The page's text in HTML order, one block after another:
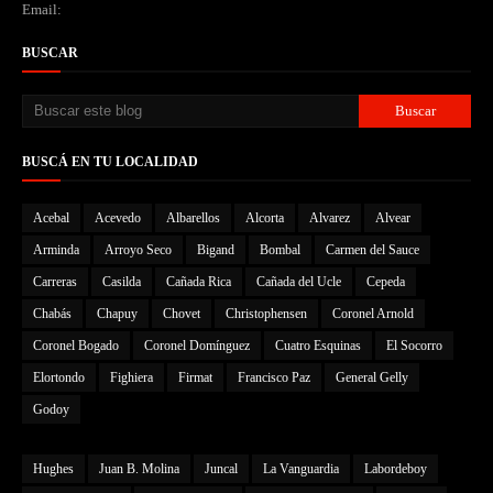
Email:
BUSCAR
BUSCÁ EN TU LOCALIDAD
Acebal Acevedo Albarellos Alcorta Alvarez Alvear
Arminda Arroyo Seco Bigand Bombal Carmen del Sauce
Carreras Casilda Cañada Rica Cañada del Ucle Cepeda
Chabás Chapuy Chovet Christophensen Coronel Arnold
Coronel Bogado Coronel Domínguez Cuatro Esquinas El Socorro
Elortondo Fighiera Firmat Francisco Paz General Gelly
Godoy
Hughes Juan B. Molina Juncal La Vanguardia Labordeboy